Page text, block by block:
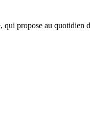
propose au quotidien